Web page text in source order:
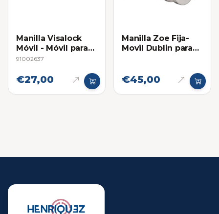
Manilla Visalock
Móvil - Móvil para
Cerraduras de
91002637
€27,00
Manilla Zoe Fija-
Movil Dublin para
€45,00